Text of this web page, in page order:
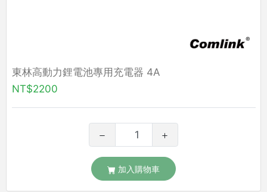
東林高動力鋰電池專用充電器 4A
NT$2200
加入購物車